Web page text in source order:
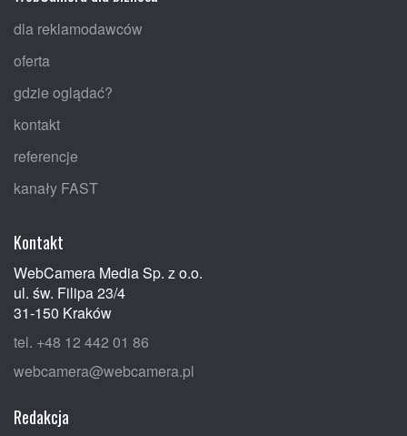
dla reklamodawców
oferta
gdzie oglądać?
kontakt
referencje
kanały FAST
Kontakt
WebCamera Media Sp. z o.o.
ul. św. Filipa 23/4
31-150 Kraków
tel. +48 12 442 01 86
webcamera@webcamera.pl
Redakcja